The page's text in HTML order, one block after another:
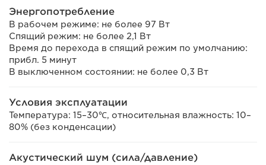
Энергопотребление
В рабочем режиме: не более 97 Вт
Спящий режим: не более 2,1 Вт
Время до перехода в спящий режим по умолчанию:
прибл. 5 минут
В выключенном состоянии: не более 0,3 Вт
Условия эксплуатации
Температура: 15–30℃, относительная влажность: 10–
80% (без конденсации)
Акустический шум (сила/давление)